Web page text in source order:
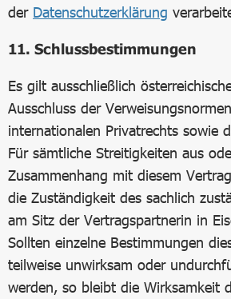
der Datenschutzerklärung
11. Schlussbestimmungen
Es gilt ausschließlich
Ausschluss der
internationalen Privatrechts sowie
Für sämtliche Streitigkeiten aus
Zusammenhang mit diesem
die Zuständigkeit des sachlich
am Sitz der Vertragspartnerin in
Sollten einzelne Bestimmungen
teilweise unwirksam oder
werden, so bleibt die Wirksamkeit